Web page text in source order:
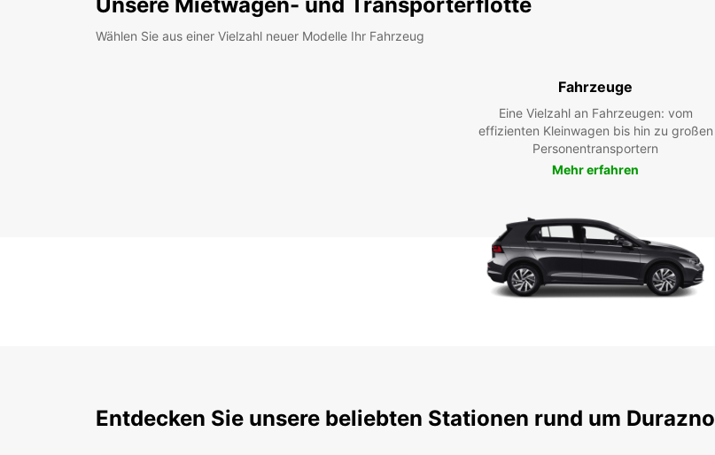
Wählen Sie aus einer Vielzahl neuer Modelle Ihr Fahrzeug
Fahrzeuge
Eine Vielzahl an Fahrzeugen: vom
effizienten Kleinwagen bis hin zu großen
Personentransportern
Mehr erfahren
Entdecken Sie unsere beliebten Stationen rund um Durazno